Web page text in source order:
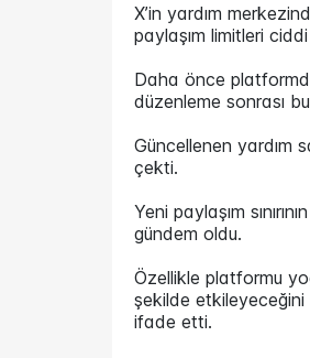
X’in yardım
paylaşım limitleri
Daha önce
düzenleme sonrası
Güncellenen yardım
çekti.
Yeni paylaşım
gündem oldu.
Özellikle platformu
şekilde etkileyeceğini
ifade etti.